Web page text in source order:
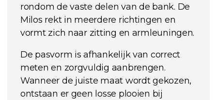
rondom de vaste delen van de bank. De
Milos rekt in meerdere richtingen en
vormt zich naar zitting en armleuningen.
De pasvorm is afhankelijk van correct
meten en zorgvuldig aanbrengen.
Wanneer de juiste maat wordt gekozen,
ontstaan er geen losse plooien bij